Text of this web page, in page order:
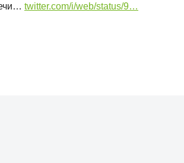
twitter.com/i/web/status/9…